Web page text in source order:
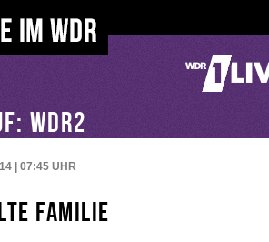
WDR2
| 07:45 UHR
Familie